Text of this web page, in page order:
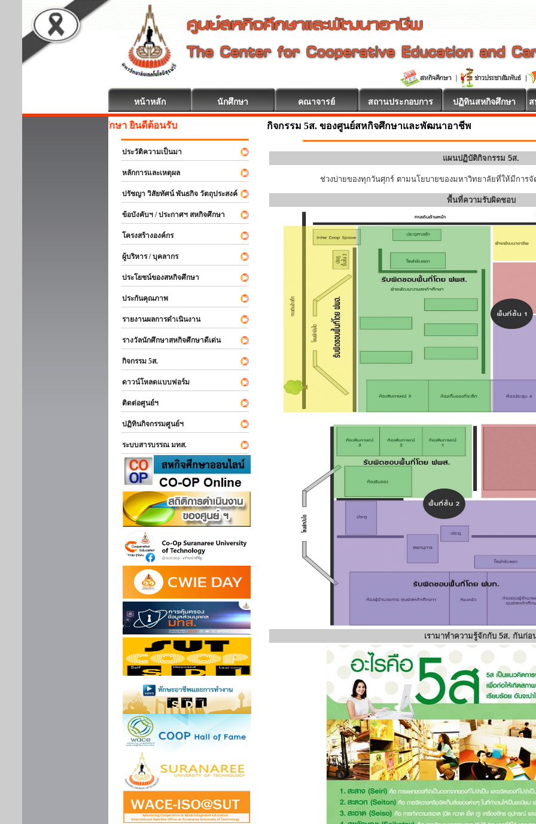
หน้าหลัก นักศึกษา คณาจารย์ สถานประกอบการ ปฏิทินสหกิจศึกษา
สหกิจศึกษา ยินดีต้อนรับ
ประวัติความเป็นมา
หลักการและเหตุผล
ปรัชญา วิสัยทัศน์ พันธกิจ วัตถุประสงค์
ข้อบังคับฯ / ประกาศฯ สหกิจศึกษา
โครงสร้างองค์กร
ผู้บริหาร / บุคลากร
ประโยชน์ของสหกิจศึกษา
ประกันคุณภาพ
รายงานผลการดำเนินงาน
รางวัลนักศึกษาสหกิจศึกษาดีเด่น
กิจกรรม 5ส.
ดาวน์โหลดแบบฟอร์ม
ติดต่อศูนย์ฯ
ปฏิทินกิจกรรมศูนย์ฯ
ระบบสารบรรณ มทส.
กิจกรรม 5ส. ของศูนย์สหกิจศึกษาและพัฒนาอาชีพ
แผนปฏิบัติกิจกรรม 5ส.
ช่วงบ่ายของทุกวันศุกร์ ตามนโยบายของมหาวิทยาลัยที่ให้มีการจั
พื้นที่ความรับผิดชอบ
เรามาทำความรู้จักกับ 5ส. กันก่อ